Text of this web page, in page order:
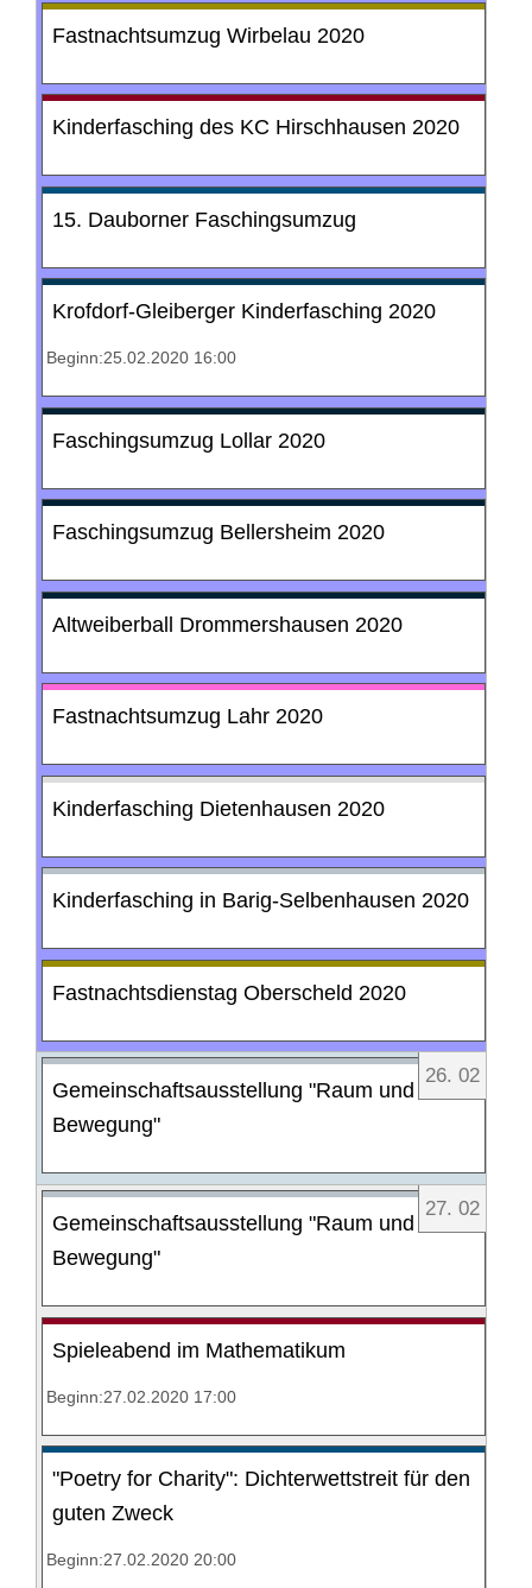
Fastnachtsumzug Wirbelau 2020
Kinderfasching des KC Hirschhausen 2020
15. Dauborner Faschingsumzug
Krofdorf-Gleiberger Kinderfasching 2020
Beginn:25.02.2020 16:00
Faschingsumzug Lollar 2020
Faschingsumzug Bellersheim 2020
Altweiberball Drommershausen 2020
Fastnachtsumzug Lahr 2020
Kinderfasching Dietenhausen 2020
Kinderfasching in Barig-Selbenhausen 2020
Fastnachtsdienstag Oberscheld 2020
26. 02
Gemeinschaftsausstellung "Raum und
Bewegung"
27. 02
Gemeinschaftsausstellung "Raum und
Bewegung"
Spieleabend im Mathematikum
Beginn:27.02.2020 17:00
"Poetry for Charity": Dichterwettstreit für den
guten Zweck
Beginn:27.02.2020 20:00